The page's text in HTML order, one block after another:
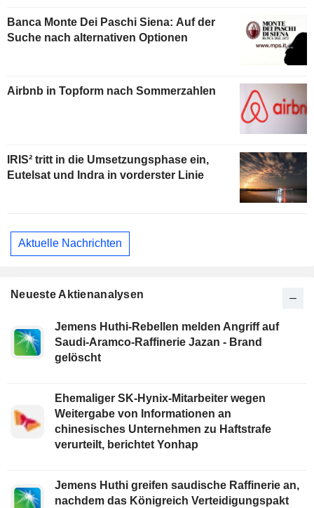
Banca Monte Dei Paschi Siena: Auf der
Suche nach alternativen Optionen
Airbnb in Topform nach Sommerzahlen
IRIS² tritt in die Umsetzungsphase ein,
Eutelsat und Indra in vorderster Linie
Aktuelle Nachrichten
Neueste Aktienanalysen
Jemens Huthi-Rebellen melden Angriff auf
Saudi-Aramco-Raffinerie Jazan - Brand
gelöscht
Ehemaliger SK-Hynix-Mitarbeiter wegen
Weitergabe von Informationen an
chinesisches Unternehmen zu Haftstrafe
verurteilt, berichtet Yonhap
Jemens Huthi greifen saudische Raffinerie an,
nachdem das Königreich Verteidigungspakt